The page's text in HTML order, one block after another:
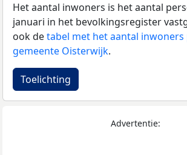
Het aantal inwoners is het aantal
januari in het bevolkingsregister
ook detabel met het aantal
gemeente Oisterwijk.
Toelichting
Advertentie: